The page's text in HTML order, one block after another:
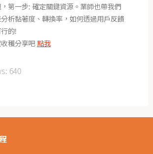
第一步: 確定關鍵資源。業師也帶我們
析黏著度、轉換率，如何透過用戶反饋
的!
穫分享吧 點我
640